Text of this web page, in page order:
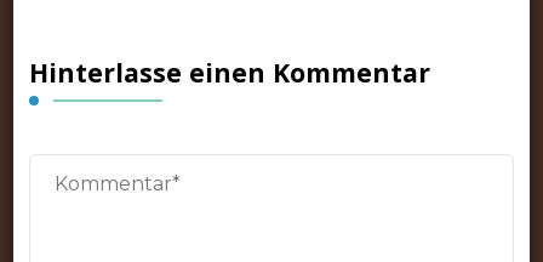
Hinterlasse einen Kommentar